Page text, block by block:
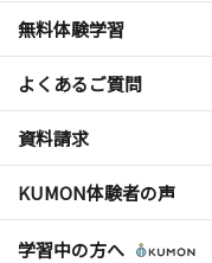
無料体験学習
よくあるご質問
資料請求
KUMON体験者の声
学習中の方へ